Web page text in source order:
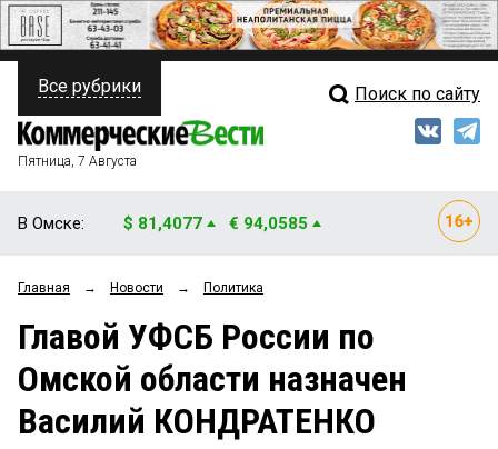
ПОЛИТИКА
ФИНАНСЫ
ОБЩЕСТВО
ЗАКОН
Свежий выпуск
Рейтинги
Блоги
Архив
Все рубрики Поиск по сайту
Пятница, 7 Августа
В Омске: $ 81,4077 € 94,0585
Главная → Новости → Политика
Главой УФСБ России по
Омской области назначен
Василий КОНДРАТЕНКО